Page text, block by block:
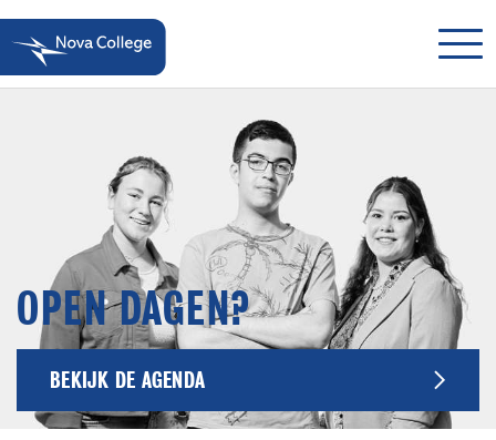
OPEN DAGEN?
BEKIJK DE AGENDA